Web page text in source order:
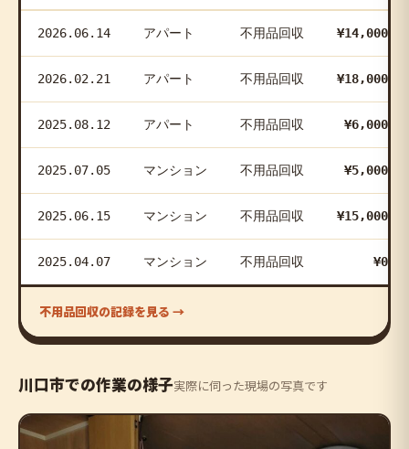
2026.06.14 アパート 不用品回収 ¥14,000
2026.02.21 アパート 不用品回収 ¥18,000
2025.08.12 アパート 不用品回収 ¥6,000
2025.07.05 マンション 不用品回収 ¥5,000
2025.06.15 マンション 不用品回収 ¥15,000
2025.04.07 マンション 不用品回収 ¥0
不用品回収の記録を見る →
川口市での作業の様子実際に伺った現場の写真です